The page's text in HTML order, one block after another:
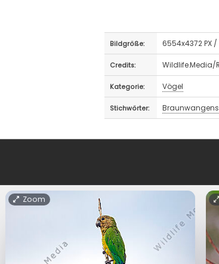
Bildgröße: 6554x4372 PX /
Credits: Wildlife.Media/
Kategorie: Vögel
Stichwörter:
Zoom